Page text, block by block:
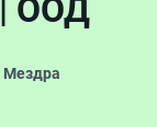
ООД
Мездра